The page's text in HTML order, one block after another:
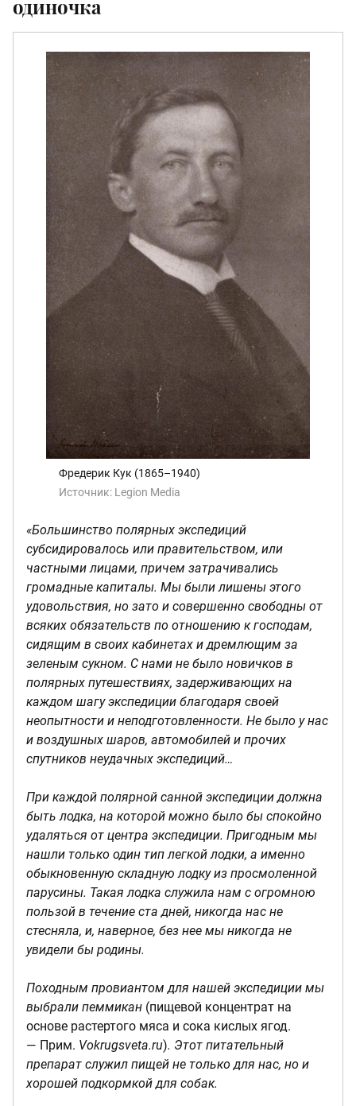
одиночка
Фредерик Кук (1865–1940)
Источник: Legion Media
«Большинство полярных экспедиций
субсидировалось или правительством, или
частными лицами, причем затрачивались
громадные капиталы. Мы были лишены этого
удовольствия, но зато и совершенно свободны от
всяких обязательств по отношению к господам,
сидящим в своих кабинетах и дремлющим за
зеленым сукном. С нами не было новичков в
полярных путешествиях, задерживающих на
каждом шагу экспедиции благодаря своей
неопытности и неподготовленности. Не было у нас
и воздушных шаров, автомобилей и прочих
спутников неудачных экспедиций…
При каждой полярной санной экспедиции должна
быть лодка, на которой можно было бы спокойно
удаляться от центра экспедиции. Пригодным мы
нашли только один тип легкой лодки, а именно
обыкновенную складную лодку из просмоленной
парусины. Такая лодка служила нам с огромною
пользой в течение ста дней, никогда нас не
стесняла, и, наверное, без нее мы никогда не
увидели бы родины.
Походным провиантом для нашей экспедиции мы
выбрали пеммикан (пищевой концентрат на
основе растертого мяса и сока кислых ягод.
— Прим. Vokrugsveta.ru). Этот питательный
препарат служил пищей не только для нас, но и
хорошей подкормкой для собак.